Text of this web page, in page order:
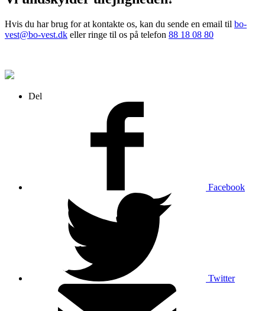
Hvis du har brug for at kontakte os, kan du sende en email til bo-
vest@bo-vest.dk eller ringe til os på telefon 88 18 08 80
Del
Facebook
Twitter